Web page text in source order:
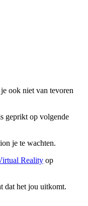
ook niet van tevoren
geprikt op volgende
je te wachten.
Reality op
dat het jou uitkomt.